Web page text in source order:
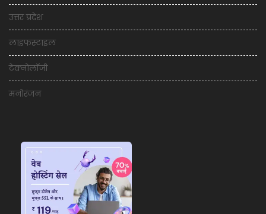
उत्तर प्रदेश
लाइफस्टाइल
टेक्नोलॉजी
मनोरंजन